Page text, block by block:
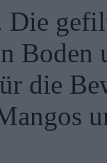
Die
Boden
die